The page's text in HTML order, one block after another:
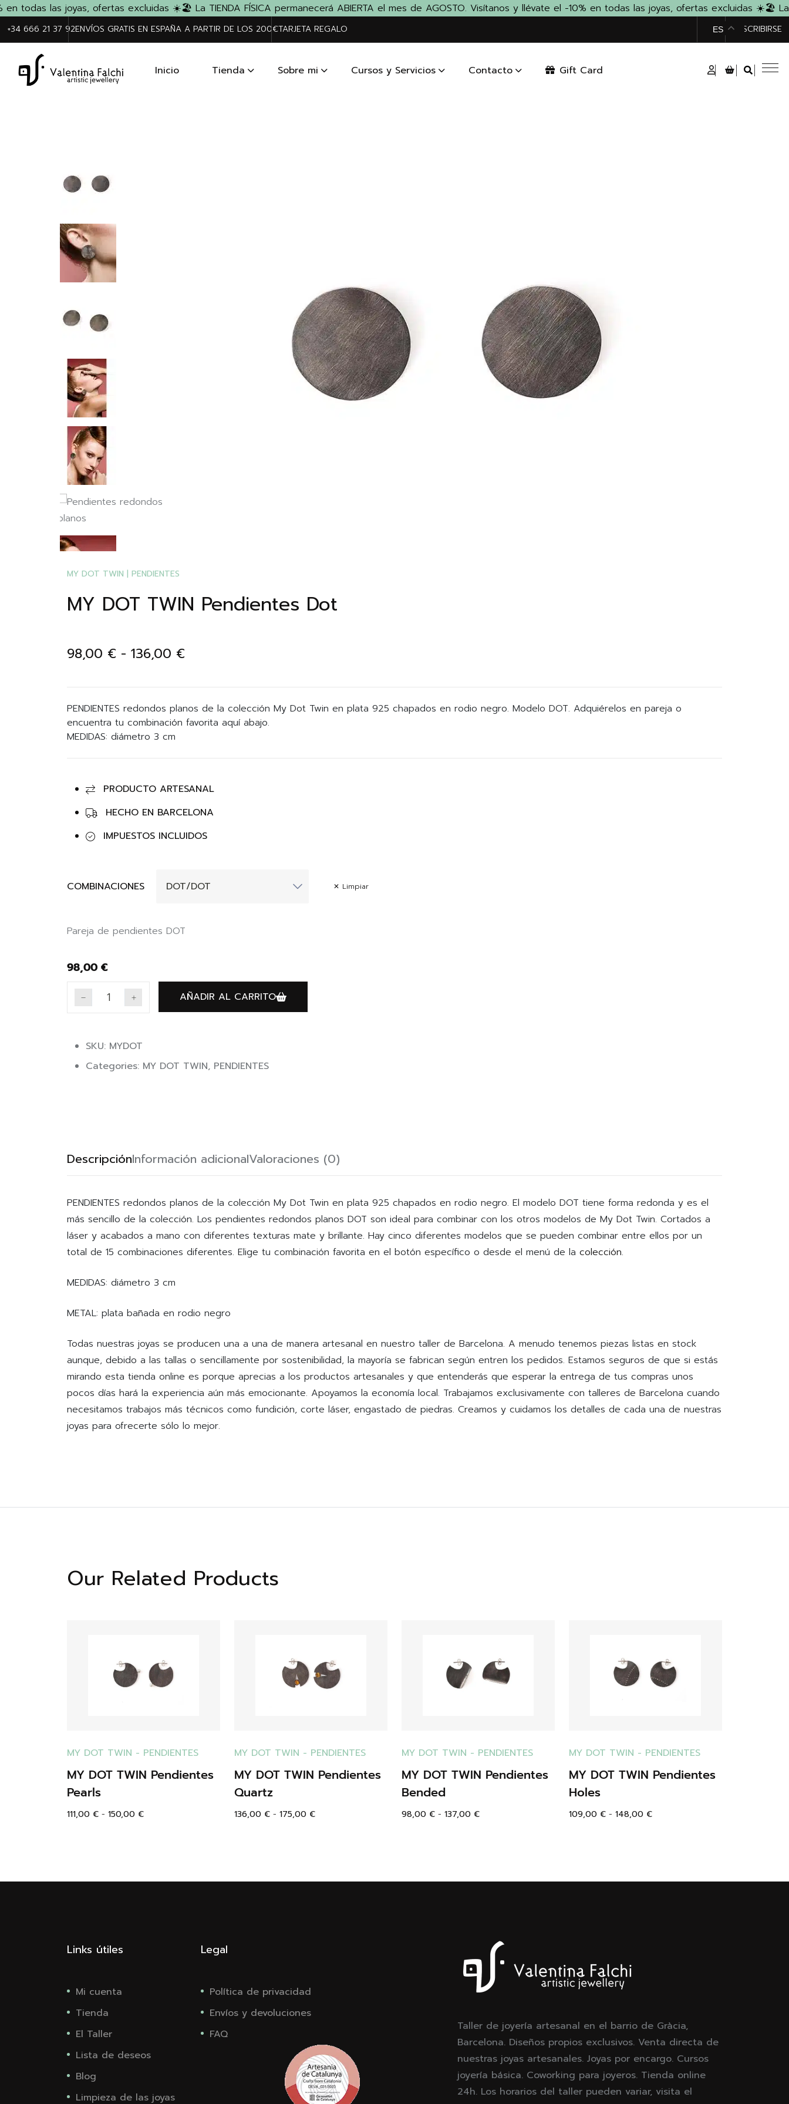
todas las joyas, ofertas excluidas ☀️ 🏖️ La TIENDA FÍSICA permanecerá ABIERTA el mes de AGOSTO. Visítanos y llévate el -10% en todas las joyas, ofertas excluidas ☀️ 🏖️ La
+34 666 21 37 92ENVÍOS GRATIS EN ESPAÑA A PARTIR DE LOS 200€TARJETA REGALO ES
TIENDASUSCRIBIRSE
Inicio Tienda Sobre mi Cursos y Servicios Contacto Gift Card
MY DOT TWIN | PENDIENTES
MY DOT TWIN Pendientes Dot
98,00 € - 136,00 €
PENDIENTES redondos planos de la colección My Dot Twin en plata 925 chapados en rodio negro. Modelo DOT. Adquiérelos en pareja o
encuentra tu combinación favorita aquí abajo.
MEDIDAS: diámetro 3 cm
PRODUCTO ARTESANAL
HECHO EN BARCELONA
IMPUESTOS INCLUIDOS
COMBINACIONES Limpiar
Pareja de pendientes DOT
98,00 €
AÑADIR AL CARRITO
SKU: MYDOT
Categories: MY DOT TWIN, PENDIENTES
DescripciónInformación adicionalValoraciones (0)
PENDIENTES redondos planos de la colección My Dot Twin en plata 925 chapados en rodio negro. El modelo DOT tiene forma redonda y es el
más sencillo de la colección. Los pendientes redondos planos DOT son ideal para combinar con los otros modelos de My Dot Twin. Cortados a
láser y acabados a mano con diferentes texturas mate y brillante. Hay cinco diferentes modelos que se pueden combinar entre ellos por un
total de 15 combinaciones diferentes. Elige tu combinación favorita en el botón específico o desde el menú de la colección.
MEDIDAS: diámetro 3 cm
METAL: plata bañada en rodio negro
Todas nuestras joyas se producen una a una de manera artesanal en nuestro taller de Barcelona. A menudo tenemos piezas listas en stock
aunque, debido a las tallas o sencillamente por sostenibilidad, la mayoría se fabrican según entren los pedidos. Estamos seguros de que si estás
mirando esta tienda online es porque aprecias a los productos artesanales y que entenderás que esperar la entrega de tus compras unos
pocos días hará la experiencia aún más emocionante. Apoyamos la economía local. Trabajamos exclusivamente con talleres de Barcelona cuando
necesitamos trabajos más técnicos como fundición, corte láser, engastado de piedras. Creamos y cuidamos los detalles de cada una de nuestras
joyas para ofrecerte sólo lo mejor.
Our Related Products
MY DOT TWIN - PENDIENTES
MY DOT TWIN Pendientes
Pearls
111,00 € - 150,00 €
MY DOT TWIN - PENDIENTES
MY DOT TWIN Pendientes
Quartz
136,00 € - 175,00 €
MY DOT TWIN - PENDIENTES
MY DOT TWIN Pendientes
Bended
98,00 € - 137,00 €
MY DOT TWIN - PENDIENTES
MY DOT TWIN Pendientes
Holes
109,00 € - 148,00 €
Links útiles
Mi cuenta
Tienda
El Taller
Lista de deseos
Blog
Limpieza de las joyas
Legal
Política de privacidad
Envíos y devoluciones
FAQ
Taller de joyería artesanal en el barrio de Gràcia,
Barcelona. Diseños propios exclusivos. Venta directa de
nuestras joyas artesanales. Joyas por encargo. Cursos
joyería básica. Coworking para joyeros. Tienda online
24h. Los horarios del taller pueden variar, visita el